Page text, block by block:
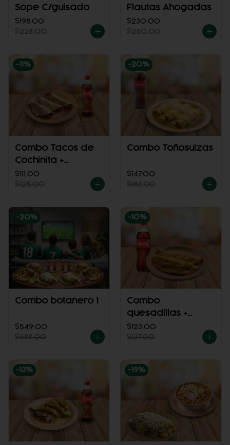
Sope C/guisado
$198.00
$228.00
Flautas Ahogadas
$230.00
$260.00
-11 %
Combo Tacos de
Cochinita +
Refresco
$111.00
$125.00
-20%
Combo Toñosuizas
$147.00
$183.00
-20%
Combo botanero 1
$549.00
$688.00
-10%
Combo
quesadillas +
refresco
$123.00
$137.00
-13% -19%